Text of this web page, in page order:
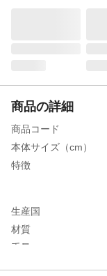
商品の詳細
商品コード
本体サイズ（cm）
特徴
生産国
材質
重量